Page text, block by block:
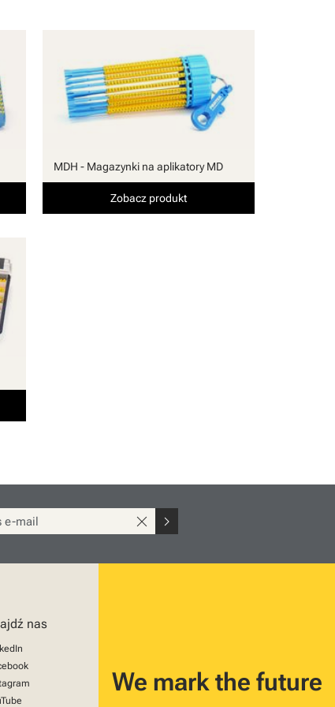
MDH - Magazynki na aplikatory MD
Zobacz produkt
close chevron_right
nas
We mark the future